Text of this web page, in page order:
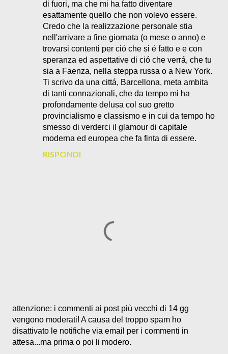
di fuori, ma che mi ha fatto diventare
esattamente quello che non volevo essere.
Credo che la realizzazione personale stia
nell'arrivare a fine giornata (o mese o anno) e
trovarsi contenti per ció che si é fatto e e con
speranza ed aspettative di ció che verrá, che tu
sia a Faenza, nella steppa russa o a New York.
Ti scrivo da una cittá, Barcellona, meta ambita
di tanti connazionali, che da tempo mi ha
profondamente delusa col suo gretto
provincialismo e classismo e in cui da tempo ho
smesso di verderci il glamour di capitale
moderna ed europea che fa finta di essere.
RISPONDI
P
o
s
t
attenzione: i commenti ai post più vecchi di 14 gg
vengono moderati! A causa del troppo spam ho
disattivato le notifiche via email per i commenti in
attesa...ma prima o poi li modero.